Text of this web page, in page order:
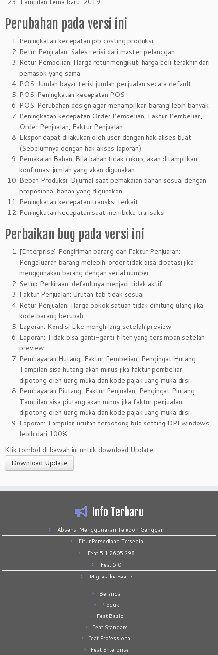
Tampilan tema baru: 2019
Perubahan pada versi ini
Peningkatan kecepatan job costing produksi
Retur Penjualan: Sales terisi dari master pelanggan
Retur Pembelian: Harga retur mengikuti harga beli terakhir dari
pemasok yang sama
POS: Jumlah bayar terisi jumlah penjualan secara default
POS: Peningkatan kecepatan POS
POS: Perubahan design agar menampilkan barang lebih banyak
Peningkatan kecepatan Order Pembelian, Faktur Pembelian,
Order Penjualan, Faktur Penjualan
Ekspor dapat dilakukan oleh user dengan hak akses buat
(Sebelumnya dengan hak akses laporan)
Pemakaian Bahan: Bila bahan tidak cukup, akan ditampilkan
konfirmasi jumlah yang akan digunakan
Beban Produksi: Dijurnal saat pemakaian bahan sesuai dengan
proposional bahan yang digunakan
Peningkatan kecepatan transksi terkait
Peningkatan kecepatan saat membuka transaksi
Perbaikan bug pada versi ini
[Enterprise] Pengiriman barang dan Faktur Penjualan:
Pengeluaran barang melebihi order tidak bisa dibatasi jika
menggunakan barang dengan serial number
Setup Perkiraan: defaultnya menjadi tidak aktif
Faktur Penjualan: Urutan tab tidak sesuai
Retur Penjualan: Harga pokok satuan tidak dihitung ulang jika
kode barang berubah
Laporan: Kondisi Like menghilang setelah preview
Laporan: Tidak bisa ganti-ganti filter yang tersimpan setelah
preview
Pembayaran Hutang, Faktur Pembelian, Pengingat Hutang:
Tampilan sisa hutang akan minus jika faktur pembelian
dipotong oleh uang muka dan kode pajak uang muka diisi
Pembayaran Piutang, Faktur Penjualan, Pengingat Piutang:
Tampilan sisa piutang akan minus jika faktur penjualan
dipotong oleh uang muka dan kode pajak uang muka diisi
Laporan: Tampilan urutan terpotong bila setting DPI windows
lebih dari 100%
Klik tombol di bawah ini untuk download Update
Download Update
Info Terbaru
Absensi Menggunakan Telepon Genggam
Fitur Persediaan Tersedia
Feat 5.1.2605.298
Feat 5.0
Migrasi ke Feat 5
Beranda
Produk
Feat Basic
Feat Standard
Feat Professional
Feat Enterprise